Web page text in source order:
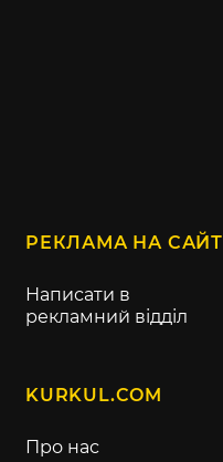
РЕКЛАМА НА САЙТІ
Написати в
рекламний відділ
KURKUL.COM
Про нас